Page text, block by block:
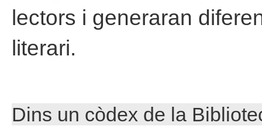
lectors i generaran
literari.
Dins un còdex de la